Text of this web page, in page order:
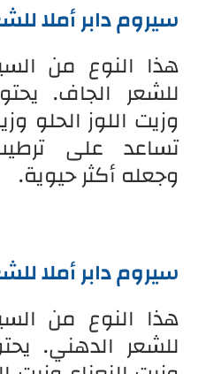
سيروم دابر أملا
هذا النوع من
للشعر الجاف.
وزيت اللوز الحلو
تساعد على
وجعله أكثر حيوية.
سيروم دابر أملا
هذا النوع من
للشعر الدهني.